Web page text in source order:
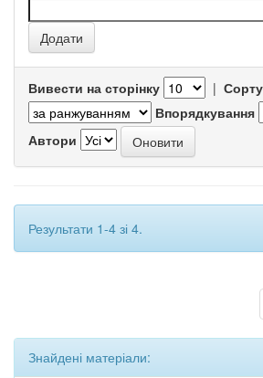
Вивести на сторінку |
Впорядкування
Автори
Результати 1-4 зі 4.
Знайдені матеріали: